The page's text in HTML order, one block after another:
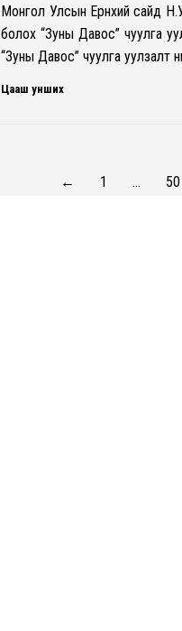
Монгол Улсын Ерөнхий сайд
болох “Зуны Давос” чуулга
“Зуны Давос” чуулга уулзалт
Цааш унших
← 1 … 50